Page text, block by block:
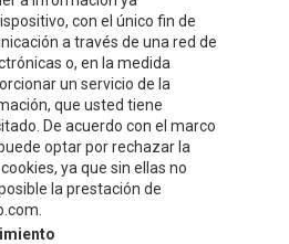
con el único fin de
a través de una red de
o, en la medida
un servicio de la
que usted tiene
De acuerdo con el marco
optar por rechazar la
ya que sin ellas no
la prestación de